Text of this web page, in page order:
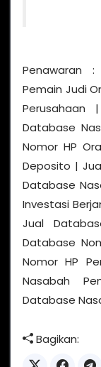
Penawaran
Pemain Judi
Database
Nomor HP
Deposito |
Database
Investasi
Jual
Database
Nomor HP
Nasabah
Database
Bagikan: